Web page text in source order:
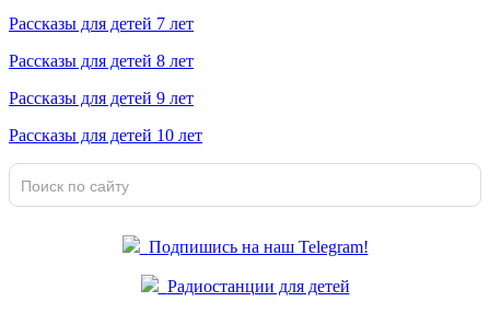
Рассказы для детей 7 лет
Рассказы для детей 8 лет
Рассказы для детей 9 лет
Рассказы для детей 10 лет
Подпишись на наш Telegram!
Радиостанции для детей